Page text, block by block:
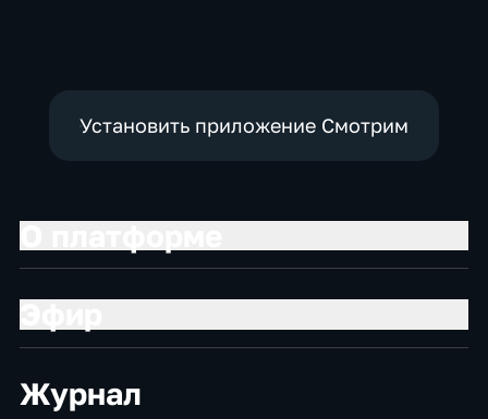
Установить приложение Смотрим
Журнал